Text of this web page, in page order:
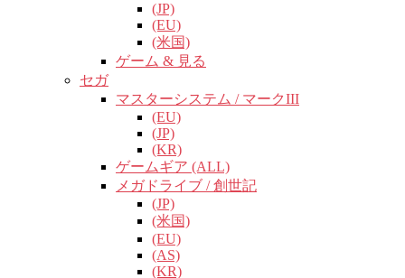
(JP)
(EU)
(米国)
ゲーム & 見る
セガ
マスターシステム / マークIII
(EU)
(JP)
(KR)
ゲームギア (ALL)
メガドライブ / 創世記
(JP)
(米国)
(EU)
(AS)
(KR)